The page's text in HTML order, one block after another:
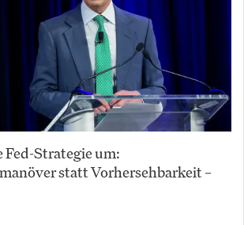
Fed-Strategie um:
statt Vorhersehbarkeit –